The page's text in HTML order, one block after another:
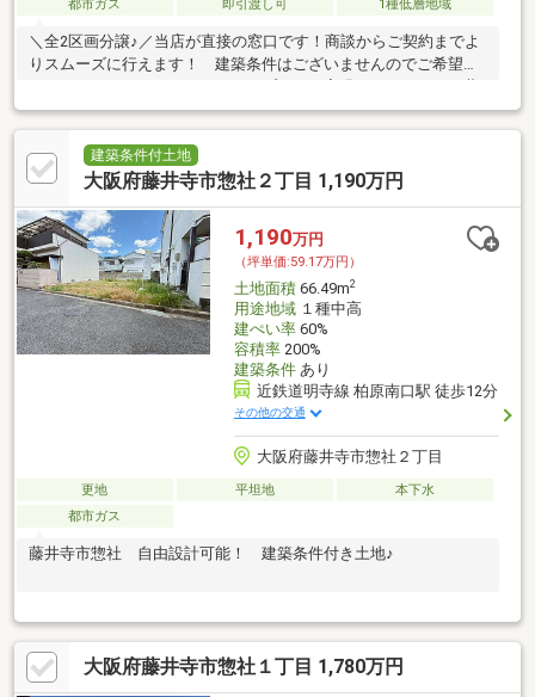
都市ガス 即引渡し可 1種低層地域
＼全2区画分譲♪／当店が直接の窓口です！商談からご契約までよ
りスムーズに行えます！ 建築条件はございませんのでご希望の
井寺駅徒歩8分の好立地！
建築条件付土地
大阪府藤井寺市惣社２丁目 1,190万円
1,190万円
（坪単価:59.17万円）
土地面積66.49m2
用途地域１種中高
建ぺい率60%
容積率200%
建築条件あり
近鉄道明寺線 柏原南口駅 徒歩12分
その他の交通
大阪府藤井寺市惣社２丁目
更地 平坦地
本下水
都市ガス
藤井寺市惣社 自由設計可能！ 建築条件付き土地♪
大阪府藤井寺市惣社１丁目 1,780万円